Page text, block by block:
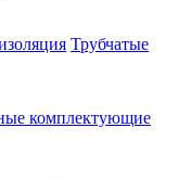
Трубчатые
комплектующие